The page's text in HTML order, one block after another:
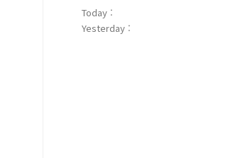
Today :
Yesterday :